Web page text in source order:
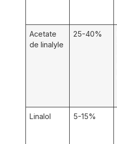
Acetate
de linalyle
25-40%
Linalol 5-15%